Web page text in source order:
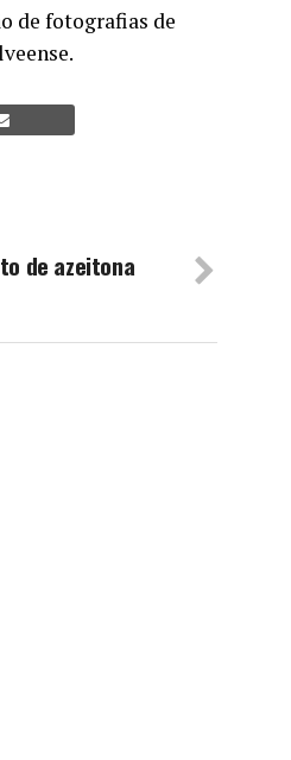
de fotografias de
de azeitona